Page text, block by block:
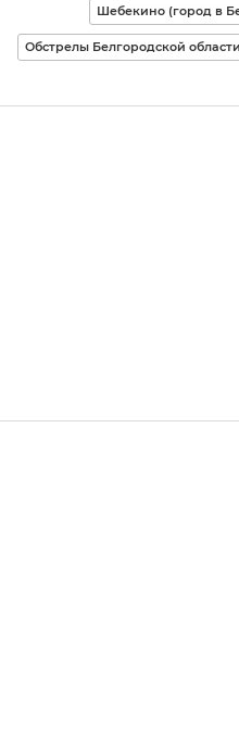
Шебекино (город в
Обстрелы Белгородской области